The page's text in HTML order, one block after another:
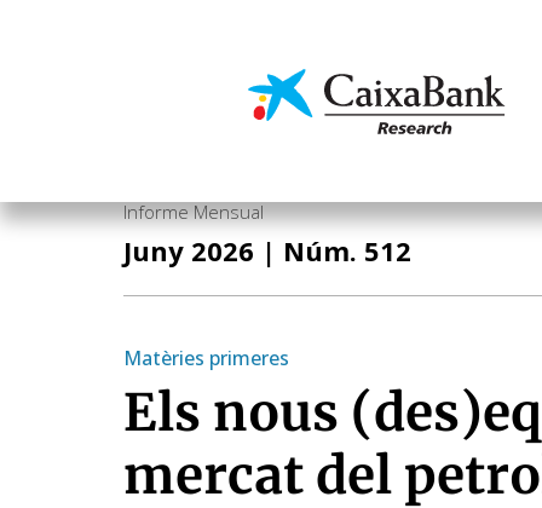
Economia i mercats
Informe Mensual
Juny 2026 | Núm. 512
Matèries primeres
Els nous
mercat del